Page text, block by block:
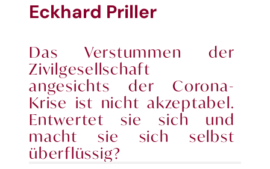
Eckhard Priller
Das Verstummen der
Zivilgesellschaft
angesichts der Corona-
Krise ist nicht akzeptabel.
Entwertet sie sich und
macht sie sich selbst
überflüssig?